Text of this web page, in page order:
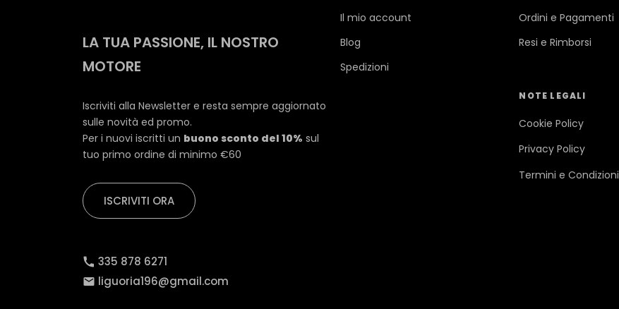
LA TUA PASSIONE, IL NOSTRO
MOTORE
Iscriviti alla Newsletter e resta sempre aggiornato
sulle novità ed promo.
Per i nuovi iscritti un buono sconto del 10% sul
tuo primo ordine di minimo €60
ISCRIVITI ORA
335 878 6271
liguoria196@gmail.com
Il mio account
Blog
Spedizioni
Ordini e Pagamenti
Resi e Rimborsi
NOTE LEGALI
Cookie Policy
Privacy Policy
Termini e Condizioni